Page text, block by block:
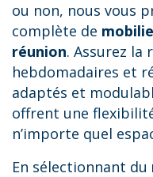
ou non, nous vous
complète de
réunion. Assurez la
hebdomadaires et
adaptés et
offrent une
n’importe quel
En sélectionnant du